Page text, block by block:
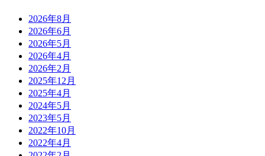
2026年8月
2026年6月
2026年5月
2026年4月
2026年2月
2025年12月
2025年4月
2024年5月
2023年5月
2022年10月
2022年4月